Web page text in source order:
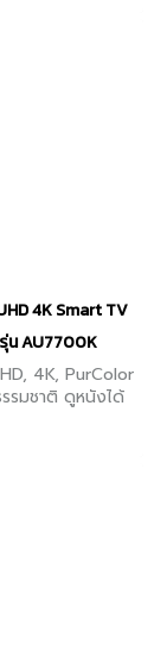
ทําเป็น directory
นาด 15.5-98 นิ้ว
4K Smart TV
น AU7700K
4K, PurColor
รมชาติ ดูหนังได้